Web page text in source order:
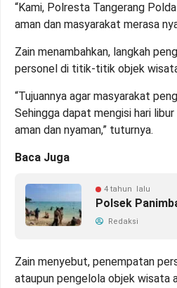
“Kami, Polresta Tangerang
aman dan masyarakat merasa
Zain menambahkan, langkah
personel di titik-titik objek
“Tujuannya agar masyarakat
Sehingga dapat mengisi hari
aman dan nyaman,” tuturnya.
Baca Juga
4 tahun lalu
Polsek
Redaksi
Zain menyebut, penempatan
ataupun pengelola objek wisata